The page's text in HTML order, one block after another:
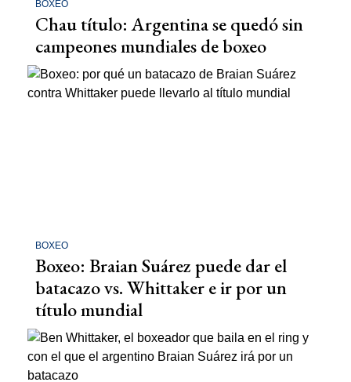
BOXEO
Chau título: Argentina se quedó sin
campeones mundiales de boxeo
BOXEO
Boxeo: Braian Suárez puede dar el
batacazo vs. Whittaker e ir por un
título mundial